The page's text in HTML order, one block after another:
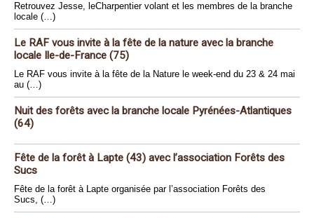
Retrouvez Jesse, leCharpentier volant et les membres de la branche
locale (…)
Le RAF vous invite à la fête de la nature avec la branche
locale Ile-de-France (75)
Le RAF vous invite à la fête de la Nature le week-end du 23 & 24 mai
au (…)
Nuit des forêts avec la branche locale Pyrénées-Atlantiques
(64)
Fête de la forêt à Lapte (43) avec l’association Forêts des
Sucs
Fête de la forêt à Lapte organisée par l’association Forêts des
Sucs, (…)